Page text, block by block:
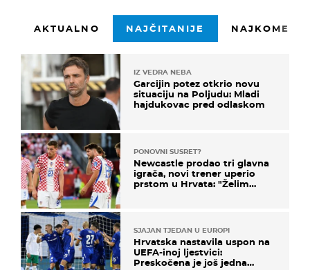
AKTUALNO NAJČITANIJE
IZ VEDRA NEBA
Garcijin potez otkrio novu
situaciju na Poljudu: Mladi
hajdukovac pred odlaskom
PONOVNI SUSRET?
Newcastle prodao tri glavna
igrača, novi trener uperio
prstom u Hrvata: "Želim
SJAJAN TJEDAN U EUROPI
Hrvatska nastavila uspon na
UEFA-inoj ljestvici:
Preskočena je još jedna